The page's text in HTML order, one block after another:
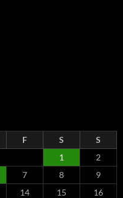
F S
S
1
2
7 8
9
14 15
16